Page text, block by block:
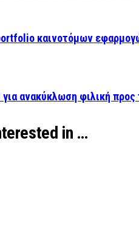
καινοτόμων
ανακύκλωση φιλική προς
in …